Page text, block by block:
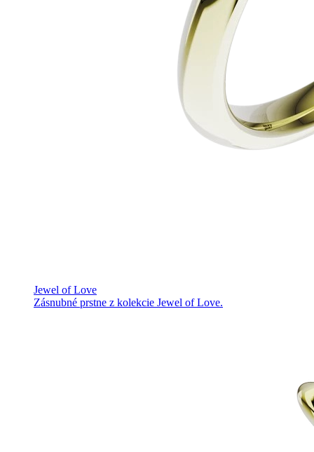
Jewel of Love
Zásnubné prstne z kolekcie Jewel of Love.